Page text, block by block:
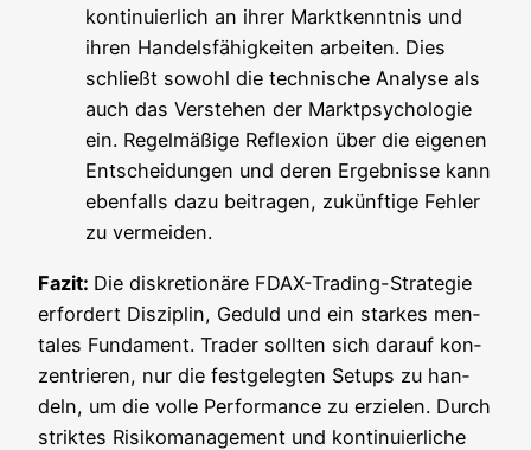
kon­ti­nu­ier­lich an ihrer Markt­kennt­nis und
ihren Han­dels­fä­hig­kei­ten arbei­ten. Dies
schließt sowohl die tech­ni­sche Ana­ly­se als
auch das Ver­ste­hen der Markt­psy­cho­lo­gie
ein. Regel­mä­ßi­ge Refle­xi­on über die eige­nen
Ent­schei­dun­gen und deren Ergeb­nis­se kann
eben­falls dazu bei­tra­gen, zukünf­ti­ge Feh­ler
zu vermeiden.
Fazit: Die dis­kre­tio­nä­re FDAX-Tra­ding-Stra­te­gie
erfor­dert Dis­zi­plin, Geduld und ein star­kes men­
ta­les Fun­da­ment. Trader soll­ten sich dar­auf kon­
zen­trie­ren, nur die fest­ge­leg­ten Set­ups zu han­
deln, um die vol­le Per­for­mance zu erzie­len. Durch
strik­tes Risi­ko­ma­nage­ment und kon­ti­nu­ier­li­che